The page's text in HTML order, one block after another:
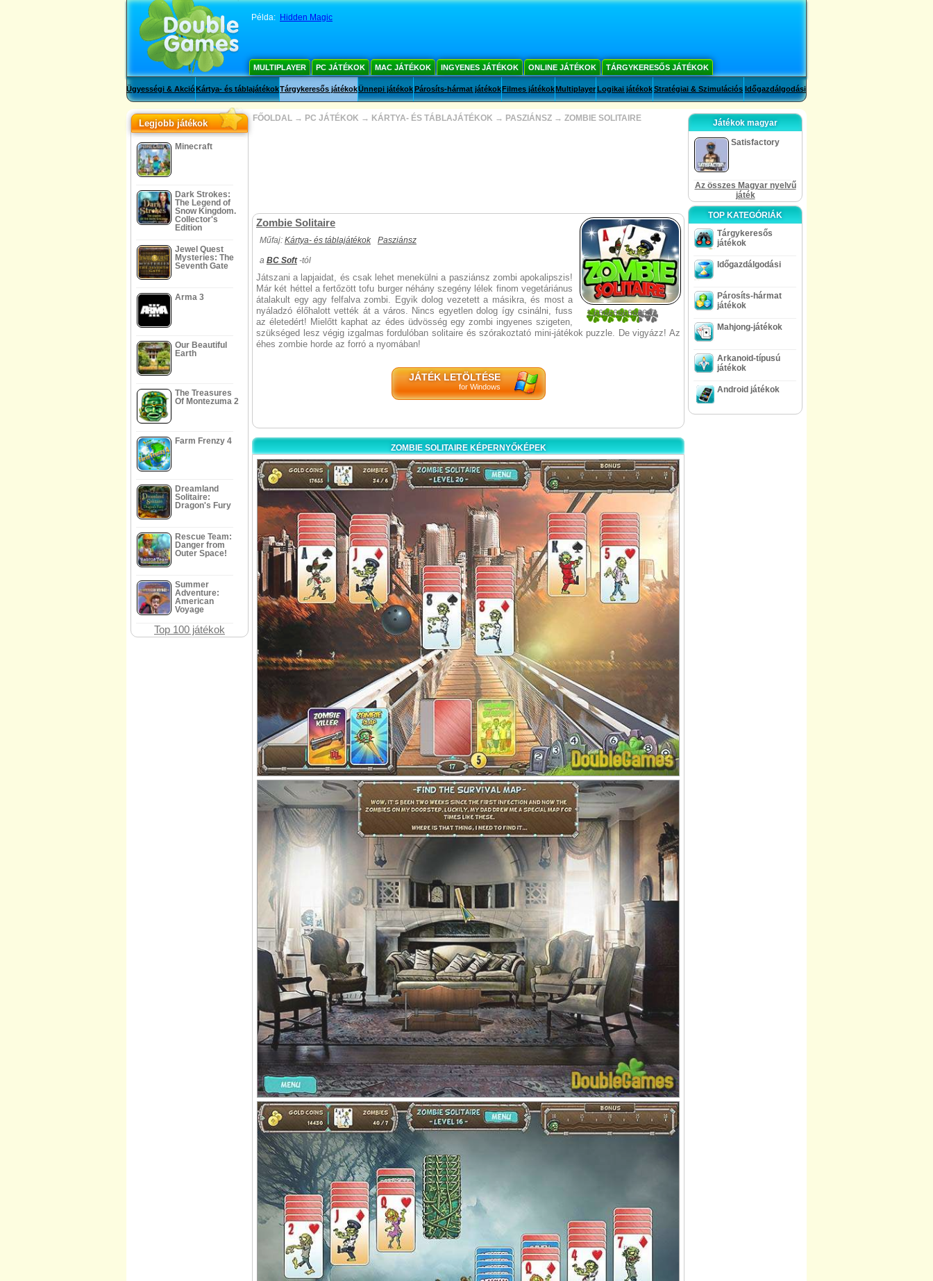
Példa: Hidden Magic
MULTIPLAYER PC JÁTÉKOK MAC JÁTÉKOK INGYENES JÁTÉKOK ONLINE JÁTÉKOK TÁRGYKERESŐS JÁTÉKOK
Ügyességi & AkcióKártya- és táblajátékokTárgykeresős játékokÜnnepi játékokPárosíts-hármat játékokFilmes játékokMultiplayerLogikai játékok Stratégiai & Szimulációs Időgazdálgodási
Legjobb játékok
Minecraft
Dark Strokes:
The Legend of
Snow Kingdom.
Collector's
Edition
Jewel Quest
Mysteries: The
Seventh Gate
Arma 3
Our Beautiful
Earth
The Treasures
Of Montezuma 2
Farm Frenzy 4
Dreamland
Solitaire:
Dragon's Fury
Rescue Team:
Danger from
Outer Space!
Summer
Adventure:
American
Voyage
Top 100 játékok
FŐOLDAL → PC JÁTÉKOK → KÁRTYA- ÉS TÁBLAJÁTÉKOK → PASZIÁNSZ → ZOMBIE SOLITAIRE
1.6666666666667
Zombie Solitaire
Műfaj: Kártya- és táblajátékok Pasziánsz
a BC Soft-tól
Játszani a lapjaidat, és csak lehet menekülni a pasziánsz zombi apokalipszis!
Már két héttel a fertőzött tofu burger néhány szegény lélek finom vegetáriánus
átalakult egy agy felfalva zombi. Egyik dolog vezetett a másikra, és most a
nyáladzó élőhalott vették át a város. Nincs egyetlen dolog így csinálni, fuss
az életedért! Mielőtt kaphat az édes üdvösség egy zombi ingyenes szigeten,
szükséged lesz végig izgalmas fordulóban solitaire és szórakoztató mini-játékok puzzle. De vigyázz! Az
éhes zombie horde az forró a nyomában!
JÁTÉK LETÖLTÉSE
for Windows
ZOMBIE SOLITAIRE KÉPERNYŐKÉPEK
Játékok magyar
Satisfactory
Az összes Magyar nyelvű
játék
TOP KATEGÓRIÁK
Tárgykeresős
játékok
Időgazdálgodási
Párosíts-hármat
játékok
Mahjong-játékok
Arkanoid-típusú
játékok
Android játékok